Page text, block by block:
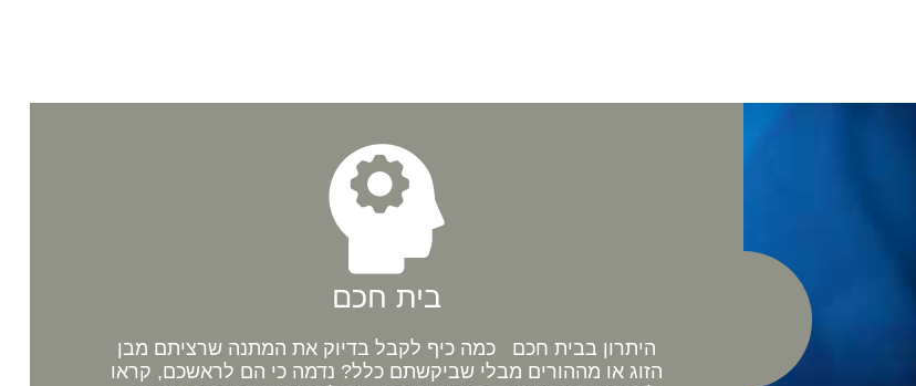
בית חכם
היתרון בבית חכם כמה כיף לקבל בדיוק את המתנה שרציתם מבן
הזוג או מההורים מבלי שביקשתם כלל? נדמה כי הם לראשכם, קראו